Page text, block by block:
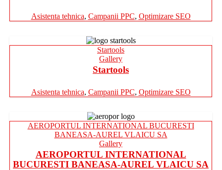
Asistenta tehnica, Campanii PPC, Optimizare SEO
Startools
Gallery
Startools
Asistenta tehnica, Campanii PPC, Optimizare SEO
AEROPORTUL INTERNATIONAL BUCURESTI
BANEASA-AUREL VLAICU SA
Gallery
AEROPORTUL INTERNATIONAL
BUCURESTI BANEASA-AUREL VLAICU SA